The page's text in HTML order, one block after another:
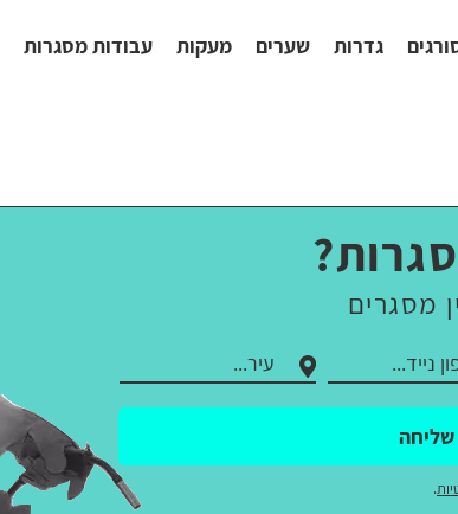
גדרות שערים מעקות עבודות מסגרות
מסגרים
שליחה
.